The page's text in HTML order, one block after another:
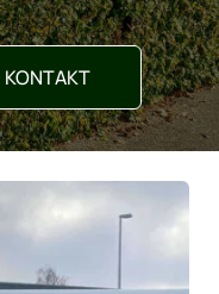
KONTAKT